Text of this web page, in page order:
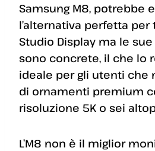
Samsung M8, potrebbe
l’alternativa perfetta per
Studio Display ma le
sono concrete, il che lo
ideale per gli utenti che
di ornamenti premium
risoluzione 5K o sei
L’M8 non è il miglior